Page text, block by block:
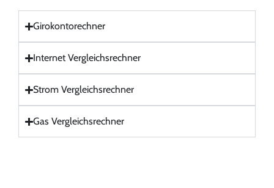
Girokontorechner
Internet Vergleichsrechner
Strom Vergleichsrechner
Gas Vergleichsrechner